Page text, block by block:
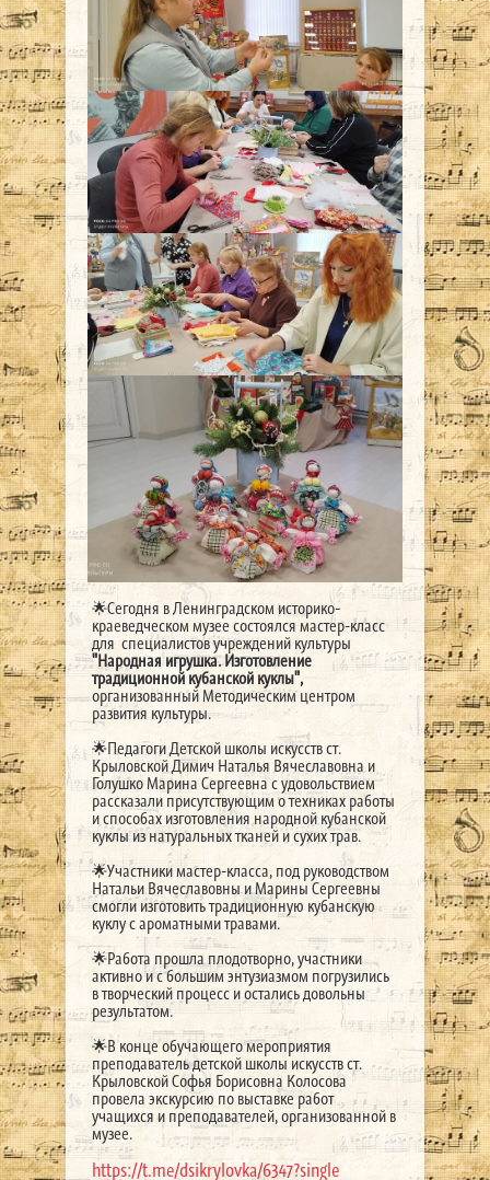
🌟Сегодня в Ленинградском историко-
краеведческом музее состоялся мастер-класс
для специалистов учреждений культуры
"Народная игрушка. Изготовление
традиционной кубанской куклы",
организованный Методическим центром
развития культуры.
🌟Педагоги Детской школы искусств ст.
Крыловской Димич Наталья Вячеславовна и
Голушко Марина Сергеевна с удовольствием
рассказали присутствующим о техниках работы
и способах изготовления народной кубанской
куклы из натуральных тканей и сухих трав.
🌟Участники мастер-класса, под руководством
Натальи Вячеславовны и Марины Сергеевны
смогли изготовить традиционную кубанскую
куклу с ароматными травами.
🌟Работа прошла плодотворно, участники
активно и с большим энтузиазмом погрузились
в творческий процесс и остались довольны
результатом.
🌟В конце обучающего мероприятия
преподаватель детской школы искусств ст.
Крыловской Софья Борисовна Колосова
провела экскурсию по выставке работ
учащихся и преподавателей, организованной в
музее.
https://t.me/dsikrylovka/6347?single